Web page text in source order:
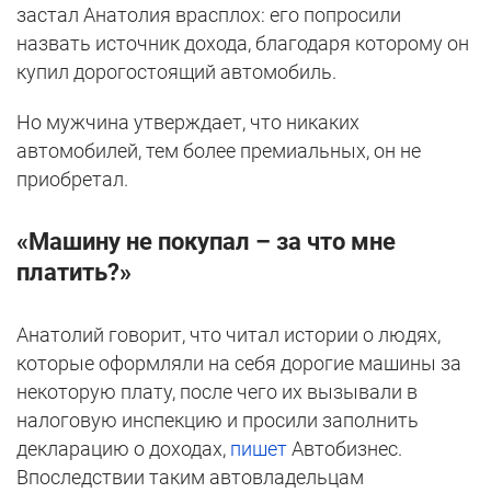
застал Анатолия врасплох: его попросили
назвать источник дохода, благодаря которому он
купил дорогостоящий автомобиль.
Но мужчина утверждает, что никаких
автомобилей, тем более премиальных, он не
приобретал.
«Машину не покупал – за что мне
платить?»
Анатолий говорит, что читал истории о людях,
которые оформляли на себя дорогие машины за
некоторую плату, после чего их вызывали в
налоговую инспекцию и просили заполнить
декларацию о доходах, пишетАвтобизнес.
Впоследствии таким автовладельцам